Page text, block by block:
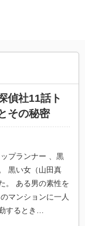
偵社11話ト
その秘密
プランナー 、黒
黒い女（山田真
。 ある男の素性を
マンションに一人
するとき…